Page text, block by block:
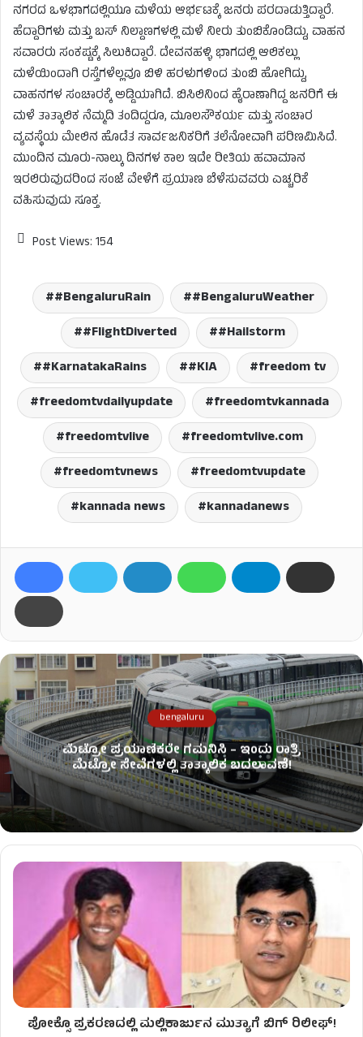
ನಗರದ ಒಳಭಾಗದಲ್ಲಿಯೂ ಮಳೆಯ ಆರ್ಭಟಕ್ಕೆ ಜನರು ಪರದಾಡುತ್ತಿದ್ದಾರೆ.
ಹೆದ್ದಾರಿಗಳು ಮತ್ತು ಬಸ್ ನಿಲ್ದಾಣಗಳಲ್ಲಿ ಮಳೆ ನೀರು ತುಂಬಿಕೊಂಡಿದ್ದು, ವಾಹನ
ಸವಾರರು ಸಂಕಷ್ಟಕ್ಕೆ ಸಿಲುಕಿದ್ದಾರೆ. ದೇವನಹಳ್ಳಿ ಭಾಗದಲ್ಲಿ ಆಲಿಕಲ್ಲು
ಮಳೆಯಿಂದಾಗಿ ರಸ್ತೆಗಳೆಲ್ಲವೂ ಬಿಳಿ ಹರಳುಗಳಿಂದ ತುಂಬಿ ಹೋಗಿದ್ದು,
ವಾಹನಗಳ ಸಂಚಾರಕ್ಕೆ ಅಡ್ಡಿಯಾಗಿದೆ. ಬಿಸಿಲಿನಿಂದ ಹೈರಾಣಾಗಿದ್ದ ಜನರಿಗೆ ಈ
ಮಳೆ ತಾತ್ಕಾಲಿಕ ನೆಮ್ಮದಿ ತಂದಿದ್ದರೂ, ಮೂಲಸೌಕರ್ಯ ಮತ್ತು ಸಂಚಾರ
ವ್ಯವಸ್ಥೆಯ ಮೇಲಿನ ಹೊಡೆತ ಸಾರ್ವಜನಿಕರಿಗೆ ತಲೆನೋವಾಗಿ ಪರಿಣಮಿಸಿದೆ.
ಮುಂದಿನ ಮೂರು-ನಾಲ್ಕು ದಿನಗಳ ಕಾಲ ಇದೇ ರೀತಿಯ ಹವಾಮಾನ
ಇರಲಿರುವುದರಿಂದ ಸಂಜೆ ವೇಳೆಗೆ ಪ್ರಯಾಣ ಬೆಳೆಸುವವರು ಎಚ್ಚರಿಕೆ
ವಹಿಸುವುದು ಸೂಕ್ತ.
Post Views: 154
#BengaluruRain
#BengaluruWeather
#FlightDiverted
#Hailstorm
#KarnatakaRains
#KIA
freedom tv
freedomtvdailyupdate
freedomtvkannada
freedomtvlive
freedomtvlive.com
freedomtvnews
freedomtvupdate
kannada news
kannadanews
bengaluru
ಮೆಟ್ರೋ ಪ್ರಯಾಣಿಕರೇ ಗಮನಿಸಿ – ಇಂದು ರಾತ್ರಿ
ಮೆಟ್ರೋ ಸೇವೆಗಳಲ್ಲಿ ತಾತ್ಕಾಲಿಕ ಬದಲಾವಣೆ!
ಪೋಕ್ಸೊ ಪ್ರಕರಣದಲ್ಲಿ ಮಲ್ಲಿಕಾರ್ಜುನ ಮುತ್ಯಾಗೆ ಬಿಗ್ ರಿಲೀಫ್!